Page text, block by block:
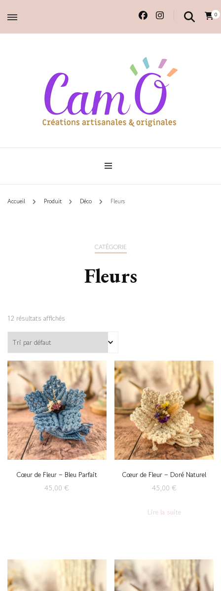
0
Cam'O – Créations
artisanales & originales
Accueil Produit Déco Fleurs
CATÉGORIE
Fleurs
12 résultats affichés
Cœur de Fleur – Bleu Parfait
45,00€
Cœur de Fleur – Doré Naturel
45,00 €
Lire la suite